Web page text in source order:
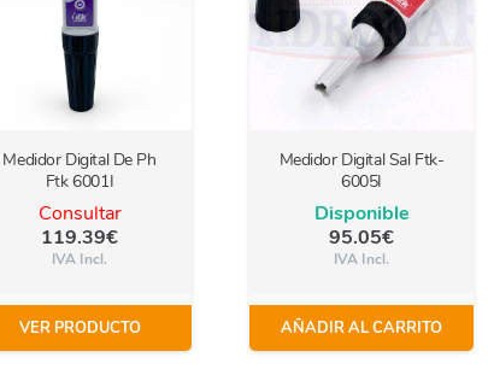
Medidor Digital De Ph
Ftk 6001I
Consultar
119.39€
IVA Incl.
VER PRODUCTO
Medidor Digital Sal Ftk-
6005I
Disponible
95.05€
IVA Incl.
AÑADIR AL CARRITO